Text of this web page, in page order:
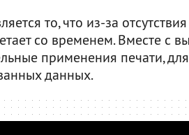
то, что из-за
со временем. Вместе с
применения печати,
данных.